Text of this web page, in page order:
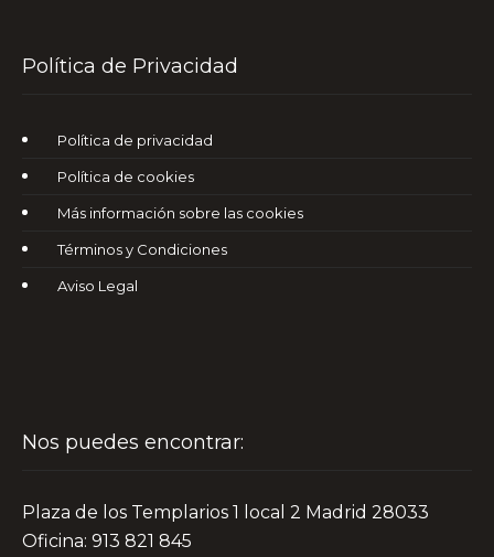
Política de Privacidad
Política de privacidad
Política de cookies
Más información sobre las cookies
Términos y Condiciones
Aviso Legal
Nos puedes encontrar:
Plaza de los Templarios 1 local 2 Madrid 28033
Oficina: 913 821 845